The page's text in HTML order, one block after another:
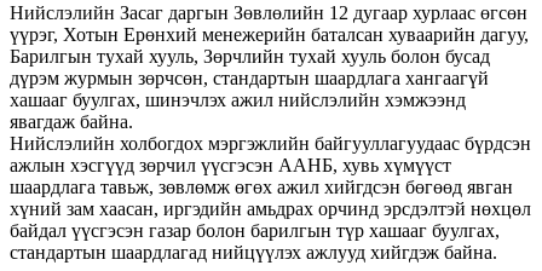
Нийслэлийн Засаг даргын Зөвлөлийн 12 дугаар хурлаас өгсөн
үүрэг, Хотын Ерөнхий менежерийн баталсан хуваарийн дагуу,
Барилгын тухай хууль, Зөрчлийн тухай хууль болон бусад
дүрэм журмын зөрчсөн, стандартын шаардлага хангаагүй
хашааг буулгах, шинэчлэх ажил нийслэлийн хэмжээнд
явагдаж байна.
Нийслэлийн холбогдох мэргэжлийн байгууллагуудаас бүрдсэн
ажлын хэсгүүд зөрчил үүсгэсэн ААНБ, хувь хүмүүст
шаардлага тавьж, зөвлөмж өгөх ажил хийгдсэн бөгөөд явган
хүний зам хаасан, иргэдийн амьдрах орчинд эрсдэлтэй нөхцөл
байдал үүсгэсэн газар болон барилгын түр хашааг буулгах,
стандартын шаардлагад нийцүүлэх ажлууд хийгдэж байна.